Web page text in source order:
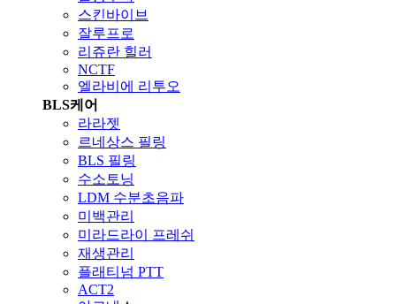
스킨바이브
잘루프로
리쥬란 힐러
NCTF
엘라비에 리투오
BLS케어
라라젯
르네상스 필링
BLS 필링
수소토닝
LDM 수분초음파
미백관리
미라드라이 프레쉬
재생관리
플래티넘 PTT
ACT2